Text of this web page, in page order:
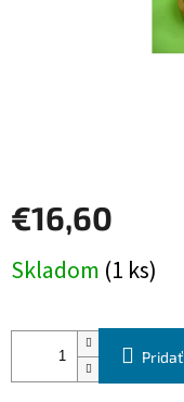
€16,60
cena:
Skladom (1 ks)